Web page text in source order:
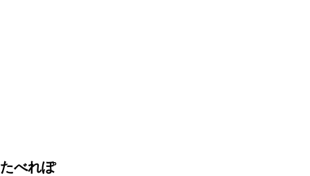
たべれぽ